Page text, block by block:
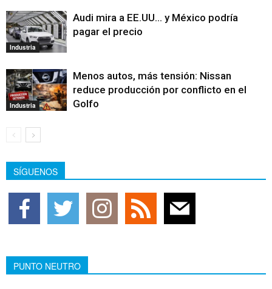
Industria
Audi mira a EE.UU… y México podría
pagar el precio
Industria
Menos autos, más tensión: Nissan
reduce producción por conflicto en el
Golfo
SÍGUENOS
PUNTO NEUTRO